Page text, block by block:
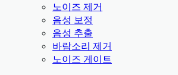
노이즈 제거
음성 보정
음성 추출
바람소리 제거
노이즈 게이트